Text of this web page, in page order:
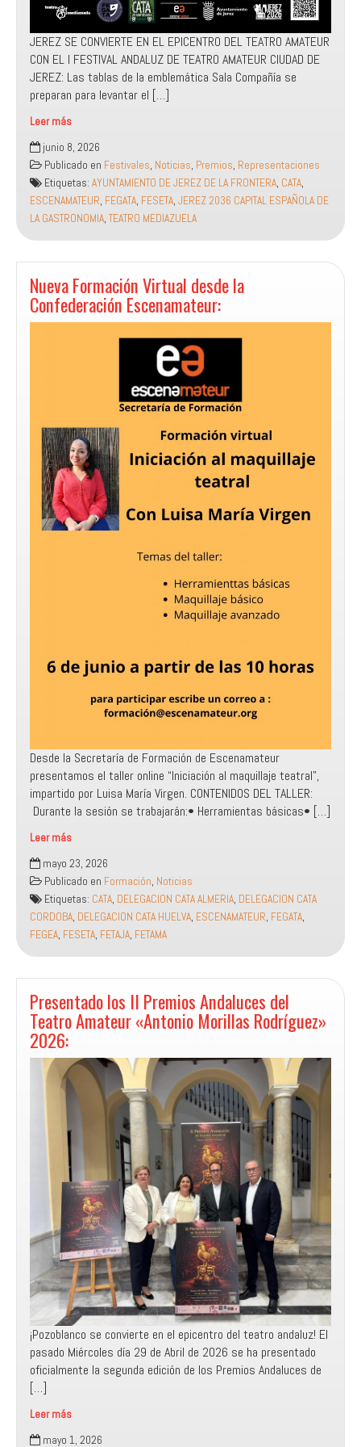
JEREZ SE CONVIERTE EN EL EPICENTRO DEL TEATRO AMATEUR
CON EL I FESTIVAL ANDALUZ DE TEATRO AMATEUR CIUDAD DE
JEREZ: Las tablas de la emblemática Sala Compañía se
preparan para levantar el […]
Leer más
Festival
Andaluz
de
Teatro
Amateur
Ciudad
de
Jerez
de
la
junio 8, 2026
Publicado en Festivales, Noticias, Premios, Representaciones
Etiquetas: AYUNTAMIENTO DE JEREZ DE LA FRONTERA, CATA,
ESCENAMATEUR, FEGATA, FESETA, JEREZ 2036 CAPITAL ESPAÑOLA DE
LA GASTRONOMIA,TEATRO MEDIAZUELA
Nueva Formación Virtual desde la
Confederación Escenamateur:
Desde la Secretaría de Formación de Escenamateur
presentamos el taller online “Iniciación al maquillaje teatral”,
impartido por Luisa María Virgen. CONTENIDOS DEL TALLER:
Durante la sesión se trabajarán:• Herramientas básicas• […]
Leer más
Nueva
Formación
Virtual
desde
la
Confederación
Escenamateur:
mayo 23, 2026
Publicado en Formación, Noticias
Etiquetas: CATA, DELEGACION CATA ALMERIA, DELEGACION CATA
CORDOBA, DELEGACION CATA HUELVA, ESCENAMATEUR, FEGATA,
FEGEA, FESETA, FETAJA, FETAMA
Presentado los II Premios Andaluces del
Teatro Amateur «Antonio Morillas Rodríguez»
2026:
¡Pozoblanco se convierte en el epicentro del teatro andaluz! El
pasado Miércoles día 29 de Abril de 2026 se ha presentado
oficialmente la segunda edición de los Premios Andaluces de
[…]
Leer más
Presentado
mayo 1, 2026